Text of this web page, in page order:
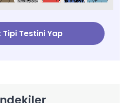
Tipi Testini Yap